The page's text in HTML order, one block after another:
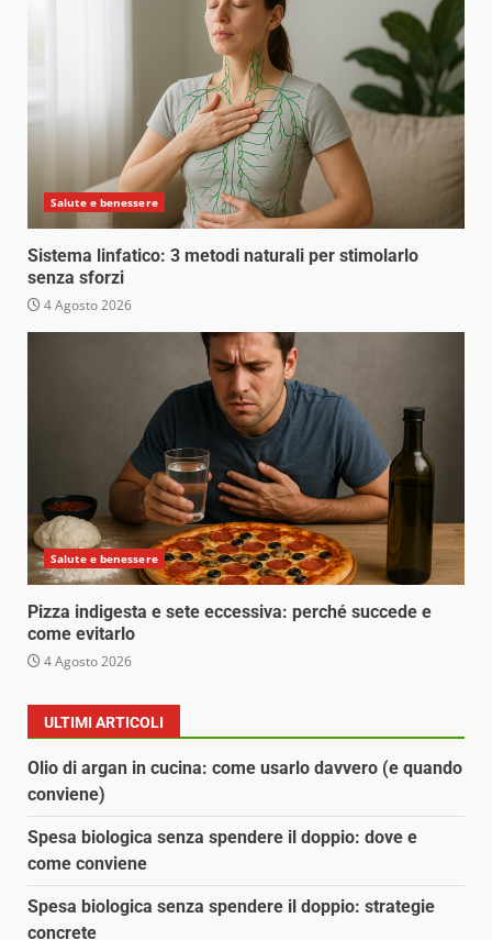
Salute e benessere
Sistema linfatico: 3 metodi naturali per stimolarlo
senza sforzi
4 Agosto 2026
Salute e benessere
Pizza indigesta e sete eccessiva: perché succede e
come evitarlo
4 Agosto 2026
ULTIMI ARTICOLI
Olio di argan in cucina: come usarlo davvero (e quando
conviene)
Spesa biologica senza spendere il doppio: dove e
come conviene
Spesa biologica senza spendere il doppio: strategie
concrete